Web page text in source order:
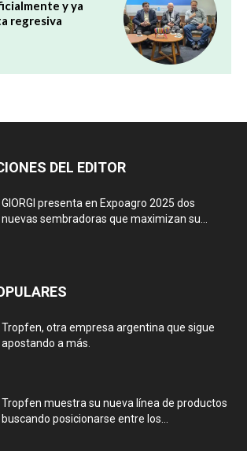
y ya
regresiva
DEL EDITOR
GIORGI presenta en Expoagro 2025 dos
nuevas sembradoras que maximizan su...
Tropfen, otra empresa argentina que sigue
apostando a más.
Tropfen muestra su nueva línea de productos
buscando posicionarse entre los...